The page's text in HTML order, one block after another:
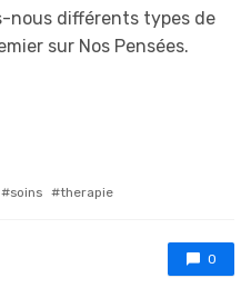
nous différents types de
sur Nos Pensées.
soins therapie
0